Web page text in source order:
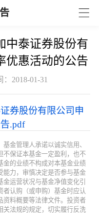
中泰证券股份有
优惠活动的公告
2018-01-31
券股份有限公司申
.pdf
金管理人承诺以诚实信用、
不保证本基金一定盈利，也不
金的业绩不构成对本基金业绩
能力，审慎决定是否参与基金
运营状况与基金净值变化引
者认购（或申购）基金时应认
资料概要等法律文件。投资者
关法规的规定，切实履行反洗